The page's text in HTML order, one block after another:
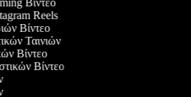
Βίντεο
Reels
Βίντεο
Ταινιών
Βίντεο
Βίντεο